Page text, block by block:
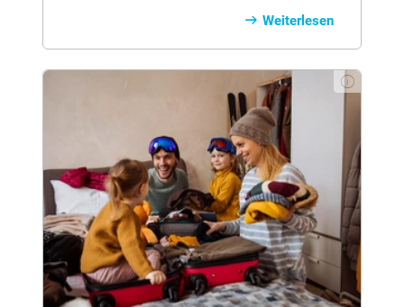
plötzliche Schmerzen – mit den richtigen
Produkten sind Sie auf viele Situationen
bestens vorbereitet. Doch was gehört
eigentlich in eine Hausapotheke, und
warum ist sie so wichtig?
Weiterlesen